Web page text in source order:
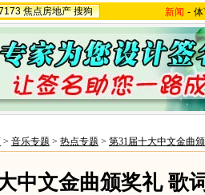
焦点房地产 搜狗 新闻 -
> 音乐专题 > 热点专题 > 第31届十大中文金曲
中文金曲颁奖礼 歌